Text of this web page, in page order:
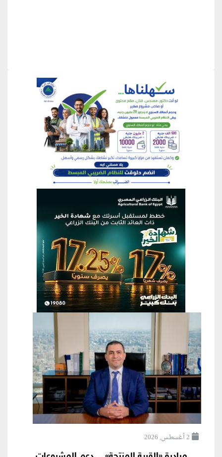
منطقة إعلانية
منطقة إعلانية
2 أغسطس, 2026